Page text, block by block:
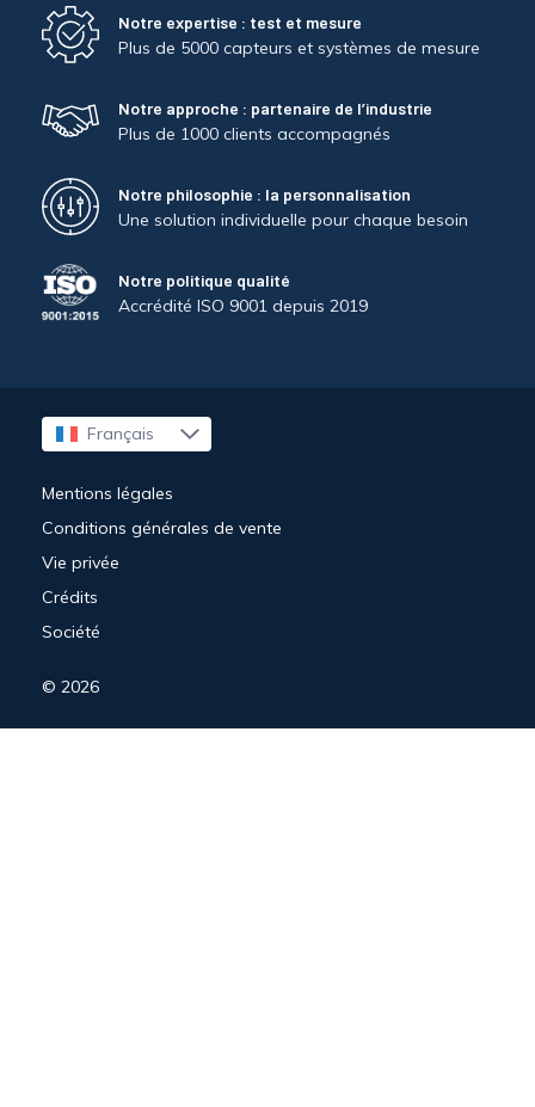
Notre expertise : test et mesure
Plus de 5000 capteurs et systèmes de mesure
Notre approche : partenaire de l’industrie
Plus de 1000 clients accompagnés
Notre philosophie : la personnalisation
Une solution individuelle pour chaque besoin
Notre politique qualité
Accrédité ISO 9001 depuis 2019
Français
English
Mentions légales
Conditions générales de vente
Vie privée
Crédits
Société
© 2026